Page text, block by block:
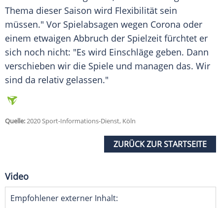
Thema dieser Saison wird Flexibilität sein
müssen." Vor Spielabsagen wegen Corona oder
einem etwaigen Abbruch der Spielzeit fürchtet er
sich noch nicht: "Es wird Einschläge geben. Dann
verschieben wir die Spiele und managen das. Wir
sind da relativ gelassen."
Quelle:2020 Sport-Informations-Dienst, Köln
ZURÜCK ZUR STARTSEITE
Video
Empfohlener externer Inhalt: